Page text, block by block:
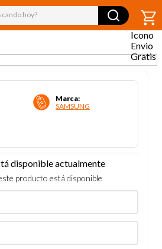
hoy?
Marca:
SAMSUNG
disponible actualmente
producto está disponible